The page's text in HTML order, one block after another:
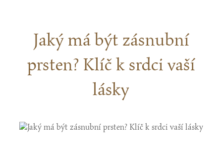
Jaký má být zásnubní
prsten? Klíč k srdci vaší
lásky